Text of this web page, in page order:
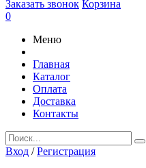
Заказать звонок Корзина
0
Меню
Главная
Каталог
Оплата
Доставка
Контакты
Вход /Регистрация